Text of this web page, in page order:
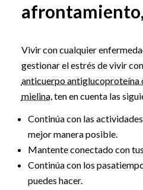
Vivir con cualquier
gestionar el estrés de vivir
anticuerpo antiglucoproteína
mielina, ten en cuenta las
Continúa con las
mejor manera posible.
Mantente conectado con
Continúa con los
puedes hacer.